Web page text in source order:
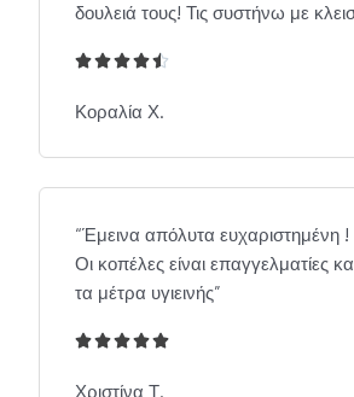
δουλειά τους! Τις συστήνω με

Κοραλία Χ.
“Έμεινα απόλυτα ευχαριστημένη !
Οι κοπέλες είναι επαγγελματίες
τα μέτρα υγιεινής”

Χριστίνα Τ.